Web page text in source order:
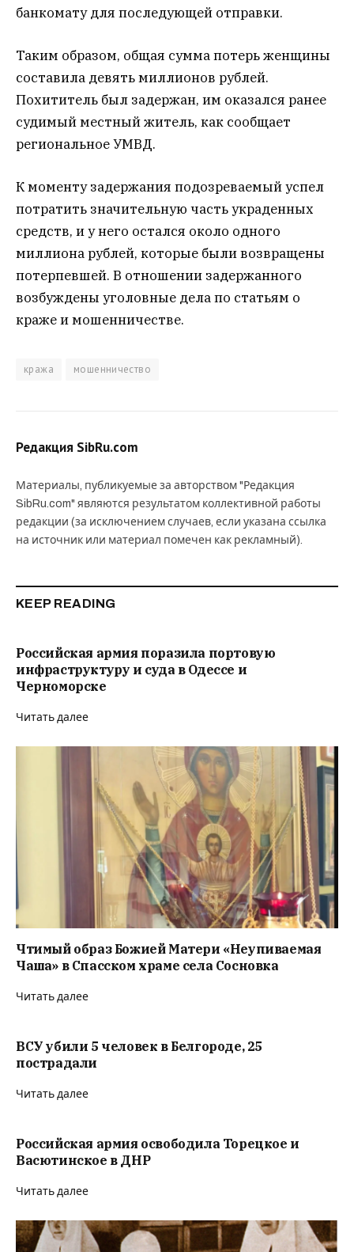
банкомату для последующей отправки.
Таким образом, общая сумма потерь женщины
составила девять миллионов рублей.
Похититель был задержан, им оказался ранее
судимый местный житель, как сообщает
региональное УМВД.
К моменту задержания подозреваемый успел
потратить значительную часть украденных
средств, и у него остался около одного
миллиона рублей, которые были возвращены
потерпевшей. В отношении задержанного
возбуждены уголовные дела по статьям о
краже и мошенничестве.
кража мошенничество
Редакция SibRu.com
Материалы, публикуемые за авторством "Редакция
SibRu.com" являются результатом коллективной работы
редакции (за исключением случаев, если указана ссылка
на источник или материал помечен как рекламный).
KEEP READING
Российская армия поразила портовую
инфраструктуру и суда в Одессе и
Черноморске
Читать далее
Чтимый образ Божией Матери «Неупиваемая
Чаша» в Спасском храме села Сосновка
Читать далее
ВСУ убили 5 человек в Белгороде, 25
пострадали
Читать далее
Российская армия освободила Торецкое и
Васютинское в ДНР
Читать далее